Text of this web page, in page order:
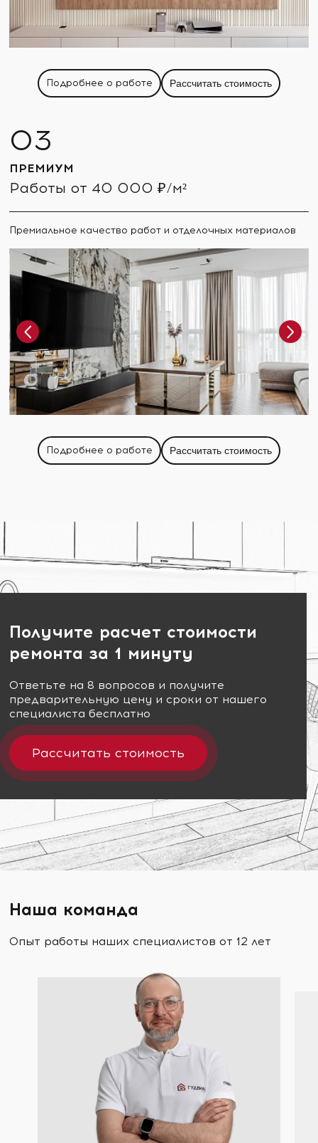
Подробнее о работе Рассчитать стоимость
ПРЕМИУМ
Работы от 40 000 ₽/м²
Премиальное качество работ и отделочных материалов
Подробнее о работе Рассчитать стоимость
Получите расчет стоимости
ремонта за 1 минуту
Ответьте на 8 вопросов и получите
предварительную цену и сроки от нашего
специалиста бесплатно
Рассчитать стоимость
Наша команда
Опыт работы наших специалистов от 12 лет